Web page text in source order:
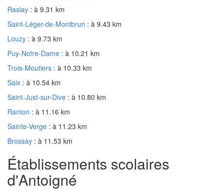
Raslay : à 9.31 km
Saint-Léger-de-Montbrun : à 9.43 km
Louzy : à 9.73 km
Puy-Notre-Dame : à 10.21 km
Trois-Moutiers : à 10.33 km
Saix : à 10.54 km
Saint-Just-sur-Dive : à 10.80 km
Ranton : à 11.16 km
Sainte-Verge : à 11.23 km
Brossay : à 11.53 km
Établissements scolaires
d'Antoigné